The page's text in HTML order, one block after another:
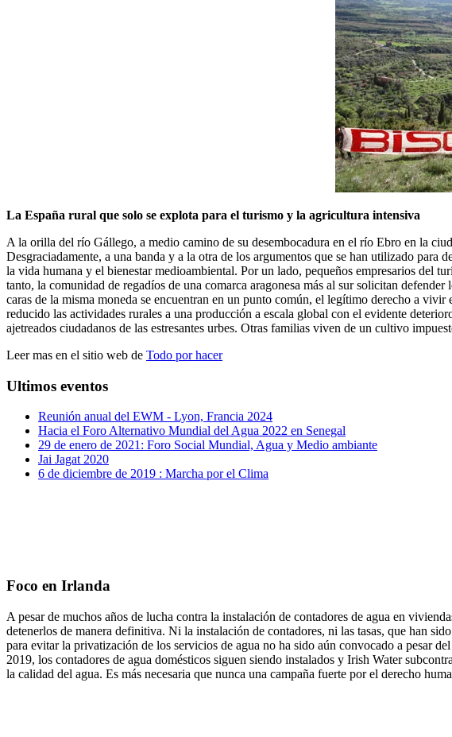
La España rural que solo se explota para el turismo y la agricultura intensiva
A la orilla del río Gállego, a medio camino de su desembocadura en el río Ebro en la
Desgraciadamente, a una banda y a la otra de los argumentos que se han utilizado
la vida humana y el bienestar medioambiental. Por un lado, pequeños empresarios del
tanto, la comunidad de regadíos de una comarca aragonesa más al sur solicitan
caras de la misma moneda se encuentran en un punto común, el legítimo derecho a
reducido las actividades rurales a una producción a escala global con el evidente
ajetreados ciudadanos de las estresantes urbes. Otras familias viven de un cultivo
Leer mas en el sitio web de Todo por hacer
Ultimos eventos
Reunión anual del EWM - Lyon, Francia 2024
Hacia el Foro Alternativo Mundial del Agua 2022 en Senegal
29 de enero de 2021: Foro Social Mundial, Agua y Medio ambiante
Jai Jagat 2020
6 de diciembre de 2019 : Marcha por el Clima
Foco en Irlanda
A pesar de muchos años de lucha contra la instalación de contadores de agua en
detenerlos de manera definitiva. Ni la instalación de contadores, ni las tasas, que han
para evitar la privatización de los servicios de agua no ha sido aún convocado a pesar
2019, los contadores de agua domésticos siguen siendo instalados y Irish Water
la calidad del agua. Es más necesaria que nunca una campaña fuerte por el derecho